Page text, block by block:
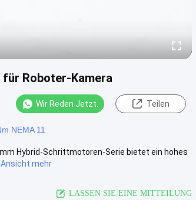
Roboter-Kamera
Wir Reden Jetzt. Teilen
NEMA 11
Hybrid-Schrittmotoren-Serie bietet ein hohes
Ansicht mehr
LASSEN SIE EINE MITTEILUNG